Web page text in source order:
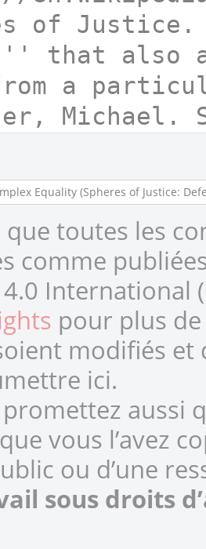
que toutes les
comme
International
pour plus
modifiés
ici.
aussi
vous l’avez
ou d’une
sous droits